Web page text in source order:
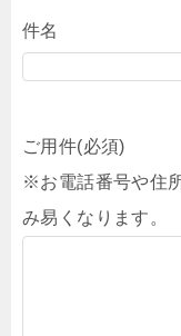
件名
ご用件(必須)
※お電話番号や住
み易くなります。